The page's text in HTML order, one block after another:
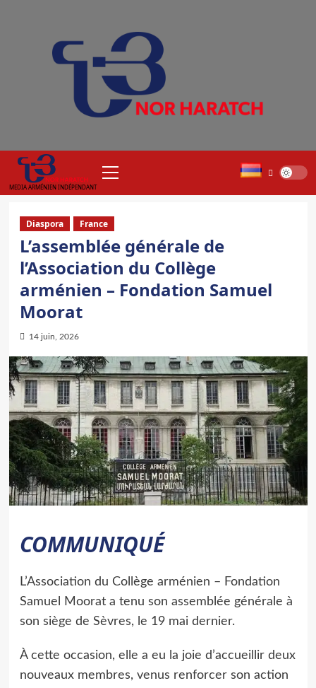
MEDIA ARMÉNIEN INDÉPENDANT
principal
Diaspora France
L’assemblée générale de
l’Association du Collège
arménien – Fondation Samuel
Moorat
14 juin, 2026
COMMUNIQUÉ
L’Association du Collège arménien – Fondation
Samuel Moorat a tenu son assemblée générale à
son siège de Sèvres, le 19 mai dernier.
À cette occasion, elle a eu la joie d’accueillir deux
nouveaux membres, venus renforcer son action